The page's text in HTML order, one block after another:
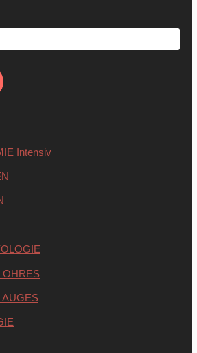
Intensiv
OHRES
AUGES